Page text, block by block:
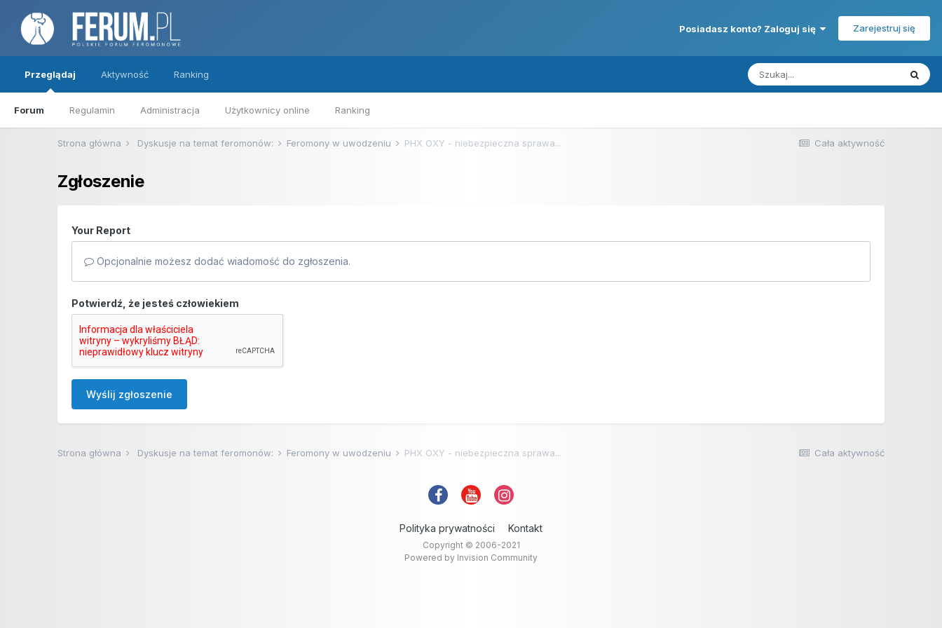
Posiadasz konto? Zaloguj się Zarejestruj się
Przeglądaj
Forum Regulamin Administracja Użytkownicy online Ranking
Aktywność Ranking
Cała aktywność
Strona główna Dyskusje na temat feromonów: Feromony w uwodzeniu PHX OXY - niebezpieczna sprawa...
Zgłoszenie
Your Report
Opcjonalnie możesz dodać wiadomość do zgłoszenia.
Potwierdź, że jesteś człowiekiem
Wyślij zgłoszenie
Cała aktywność
Strona główna Dyskusje na temat feromonów: Feromony w uwodzeniu PHX OXY - niebezpieczna sprawa...
Polityka prywatności Kontakt
Copyright © 2006-2021
Powered by Invision Community